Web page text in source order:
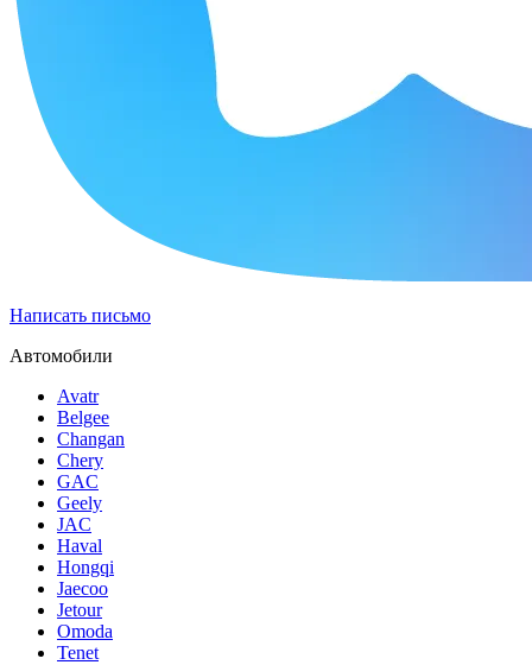
Написать письмо
Автомобили
Avatr
Belgee
Changan
Chery
GAC
Geely
JAC
Haval
Hongqi
Jaecoo
Jetour
Omoda
Tenet